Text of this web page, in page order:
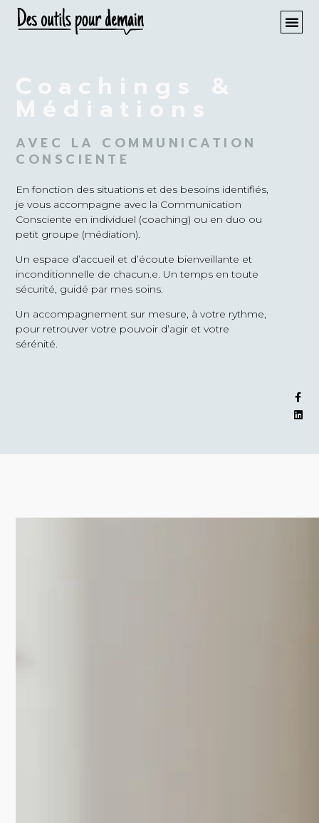
Coachings &
Médiations
AVEC LA COMMUNICATION
CONSCIENTE
En fonction des situations et des besoins identifiés,
je vous accompagne avec la Communication
Consciente en individuel (coaching) ou en duo ou
petit groupe (médiation).
Un espace d’accueil et d’écoute bienveillante et
inconditionnelle de chacun.e. Un temps en toute
sécurité, guidé par mes soins.
Un accompagnement sur mesure, à votre rythme,
pour retrouver votre pouvoir d’agir et votre
sérénité.